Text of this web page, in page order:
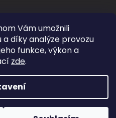
Vám umožnili
díky analýze provozu
funkce, výkon a
zde.
Shoptet
práva vyhrazena.
implementovalTomáš Hlad